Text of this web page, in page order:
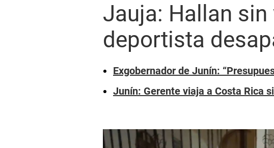
Jauja: Hallan
deportista
Exgobernador de Junín:
Junín: Gerente viaja a Costa Rica